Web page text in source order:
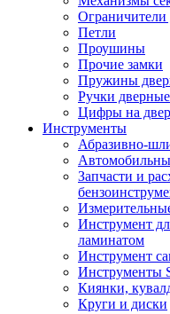
Ограничители
Петли
Проушины
Прочие замки
Пружины
Ручки дверные
Цифры на
Инструменты
Абразивно-
Запчасти и
Инструмент
ламинатом
Инструмент
Инструменты
Киянки,
Круги и диски